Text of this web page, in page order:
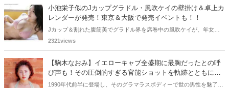
す。そのセクシーぶりは、当時、多くの青少年の股間を熱くしたもの
です。そんな彼女の軌跡を振り返っていきましょう。
小池栄子似のJカップグラドル・風吹ケイの壁掛け＆卓上カ
レンダーが発売！東京＆大阪で発売イベントも！！
Jカップ＆割れた腹筋美でグラドル界を席巻中の風吹ケイが、年女
（24歳）を記念した（誕生日の4月5日始まり）カレンダーを3月31日
2321views
【駒木なおみ】イエローキャブ全盛期に最胸だったとの呼
び声も！その圧倒的すぎる官能ショットを軌跡とともにプ
レイバック！
1990年代前半に登場し、そのグラマラスボディーで世の男性を魅了し